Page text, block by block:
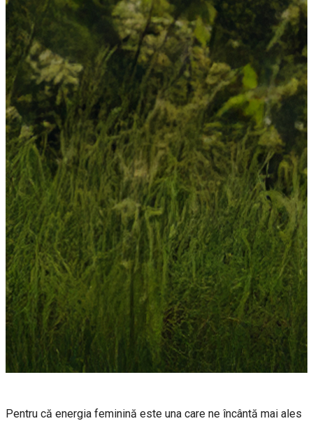
Pentru că energia feminină este una care ne încântă mai ales